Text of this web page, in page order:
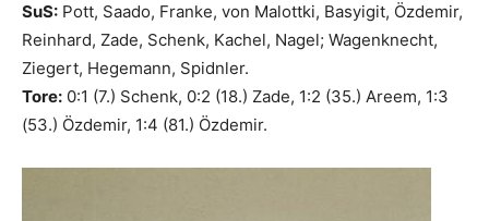
SuS: Pott, Saado, Franke, von Malottki, Basyigit, Özdemir,
Reinhard, Zade, Schenk, Kachel, Nagel; Wagenknecht,
Ziegert, Hegemann, Spidnler.
Tore: 0:1 (7.) Schenk, 0:2 (18.) Zade, 1:2 (35.) Areem, 1:3
(53.) Özdemir, 1:4 (81.) Özdemir.